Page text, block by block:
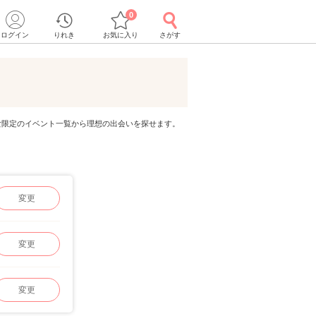
ログイン りれき お気に入り
0
さがす
定のイベント一覧から理想の出会いを探せます。
変更
変更
変更